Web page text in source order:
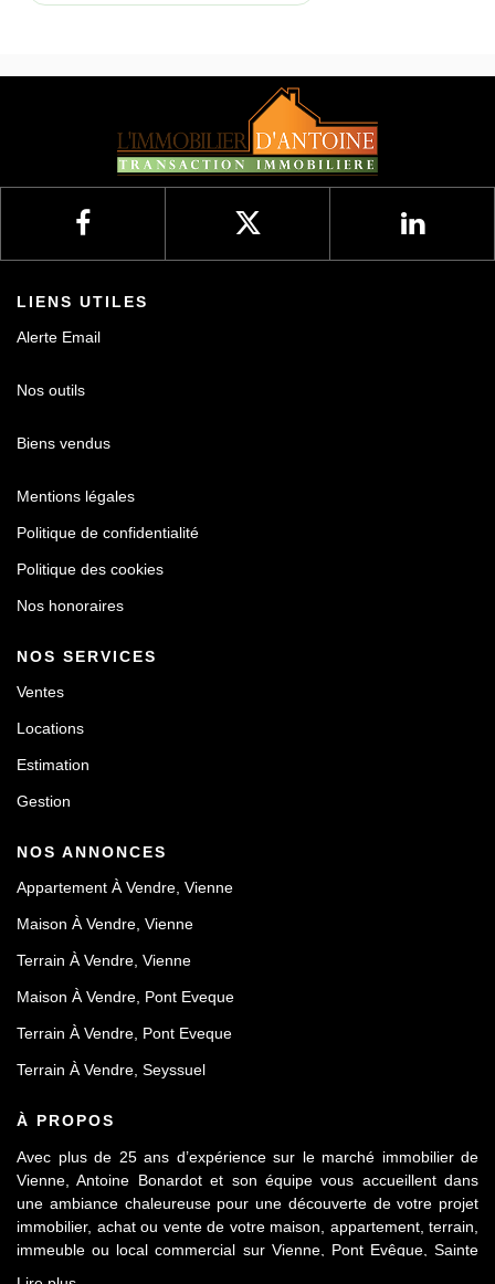
LIENS UTILES
Alerte Email
Nos outils
Biens vendus
Mentions légales
Politique de confidentialité
Politique des cookies
Nos honoraires
NOS SERVICES
Ventes
Locations
Estimation
Gestion
NOS ANNONCES
Appartement À Vendre, Vienne
Maison À Vendre, Vienne
Terrain À Vendre, Vienne
Maison À Vendre, Pont Eveque
Terrain À Vendre, Pont Eveque
Terrain À Vendre, Seyssuel
À PROPOS
Avec plus de 25 ans d’expérience sur le marché immobilier de
Vienne, Antoine Bonardot et son équipe vous accueillent dans
une ambiance chaleureuse pour une découverte de votre projet
immobilier, achat ou vente de votre maison, appartement, terrain,
immeuble ou local commercial sur Vienne, Pont Evêque, Sainte
Colombe, Seyssuel et l’agglomération viennoise. Attachée au